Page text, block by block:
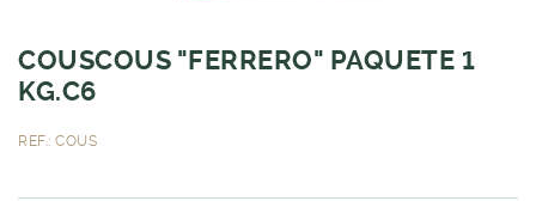
COUSCOUS "FERRERO" PAQUETE 1
KG.C6
REF.: COUS